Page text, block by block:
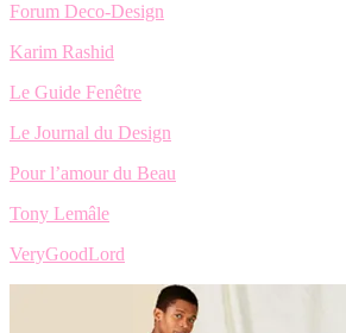
Forum Deco-Design
Karim Rashid
Le Guide Fenêtre
Le Journal du Design
Pour l’amour du Beau
Tony Lemâle
VeryGoodLord